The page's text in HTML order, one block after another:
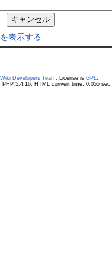
表示する
Developers Team. License is GPL.
PHP 5.4.16. HTML convert time: 0.055 sec.